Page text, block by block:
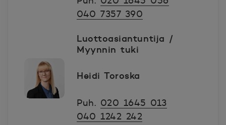
040 7357 390
Luottoasiantuntija /
Myynnin tuki
Heidi Toroska
Puh. 020 1645 013
040 1242 242